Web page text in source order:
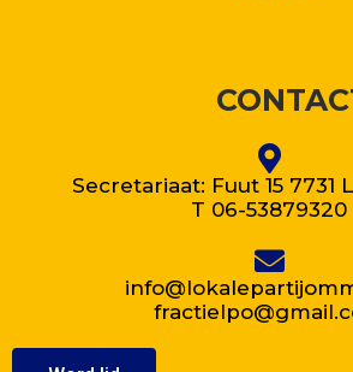
Secretariaat: Fuut 15 7731
T 06-53879320